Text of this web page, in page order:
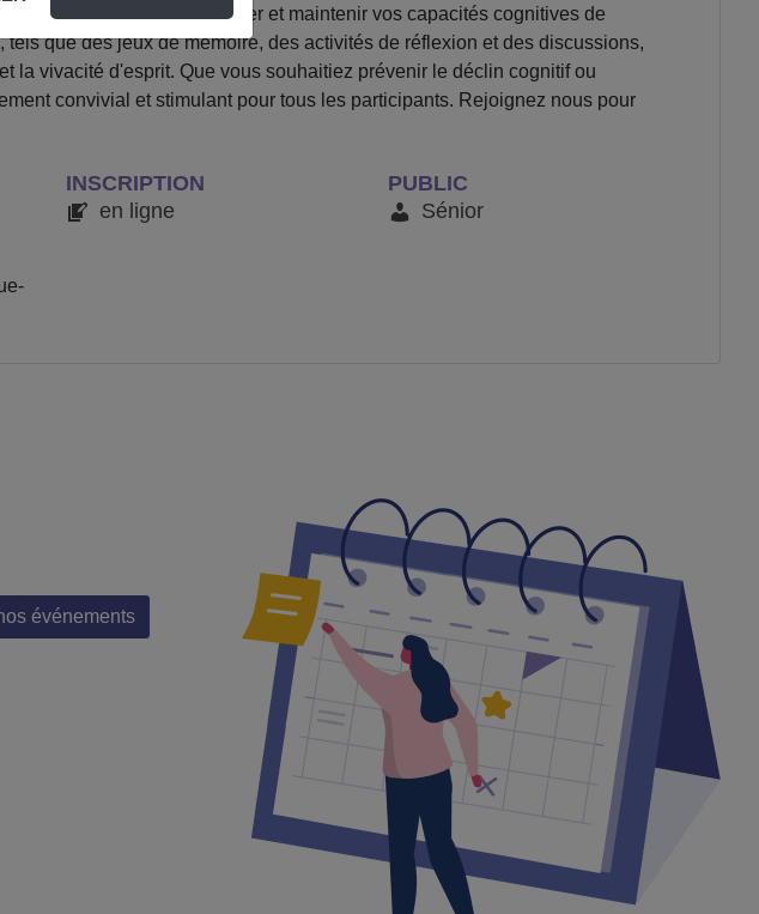
va vous aider à renforcer et maintenir vos capacités cognitives de
que des jeux de mémoire, des activités de réflexion et des discussions,
la vivacité d'esprit. Que vous souhaitiez prévenir le déclin cognitif ou
convivial et stimulant pour tous les participants. Rejoignez nous pour
INSCRIPTION
en ligne
PUBLIC
Sénior
événements